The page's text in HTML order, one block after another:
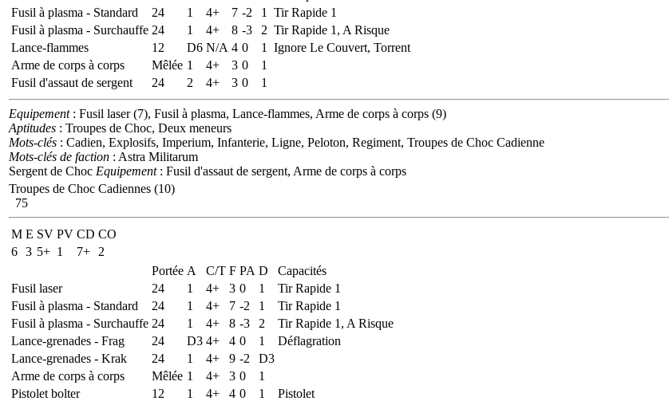
Fusil à plasma - Standard
24 1 4+ 7 -2 1
Tir Rapide 1
Fusil à plasma - Surchauffe 24 1 4+ 8 -3 2 Tir Rapide 1, A Risque
Lance-flammes
12 D6 N/A 4 0 1
Ignore Le Couvert, Torrent
Arme de corps à corps
Mêlée 1 4+ 3 0
1
Fusil d'assaut de sergent
24 2 4+ 3 0 1
Equipement: Fusil laser (7), Fusil à plasma, Lance-flammes, Arme de corps à corps (9)
Aptitudes : Troupes de Choc, Deux meneurs
Mots-clés : Cadien, Explosifs, Imperium, Infanterie, Ligne, Peloton, Regiment, Troupes de Choc Cadienne
Mots-clés de faction : Astra Militarum
Sergent de Choc Equipement: Fusil d'assaut de sergent, Arme de corps à corps
Troupes de Choc Cadiennes (10)
75
M E SV PV CD CO
6 3 5+ 1 7+
2
Portée A C/T F PA D
Capacités
Fusil laser
24 1 4+ 3 0 1
Tir Rapide 1
Fusil à plasma - Standard
24 1 4+ 7 -2 1
Tir Rapide 1
Fusil à plasma - Surchauffe 24 1 4+ 8 -3 2
Tir Rapide 1, A Risque
Lance-grenades - Frag
24 D3 4+ 4 0 1
Déflagration
Lance-grenades - Krak
24 1 4+ 9 -2
D3
Arme de corps à corps
Mêlée 1 4+ 3 0
1
Pistolet bolter
12 1 4+ 4 0 1
Pistolet